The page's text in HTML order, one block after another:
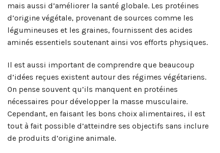
mais aussi d’améliorer la santé globale. Les protéines
d’origine végétale, provenant de sources comme les
légumineuses et les graines, fournissent des acides
aminés essentiels soutenant ainsi vos efforts physiques.
Il est aussi important de comprendre que beaucoup
d’idées reçues existent autour des régimes végétariens.
On pense souvent qu’ils manquent en protéines
nécessaires pour développer la masse musculaire.
Cependant, en faisant les bons choix alimentaires, il est
tout à fait possible d’atteindre ses objectifs sans inclure
de produits d’origine animale.